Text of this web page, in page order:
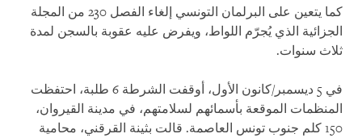
كما يتعين على البرلمان التونسي إلغاء الفصل 230 من المجلة
الجزائية الذي يُجرّم اللواط، ويفرض عليه عقوبة بالسجن لمدة
ثلاث سنوات.
في 5 ديسمبر/كانون الأول، أوقفت الشرطة 6 طلبة، احتفظت
المنظمات الموقعة بأسمائهم لسلامتهم، في مدينة القيروان،
150 كلم جنوب تونس العاصمة. قالت بثينة القرقني، محامية